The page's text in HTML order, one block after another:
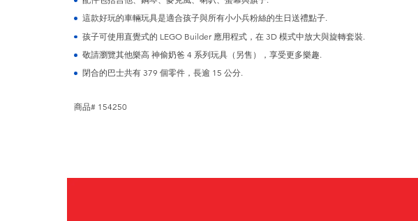
這款好玩的車輛玩具是適合孩子與所有小小兵粉絲的生日送禮點子.
孩子可使用直覺式的 LEGO Builder 應用程式，在 3D 模式中放大與旋轉套裝.
敬請瀏覽其他樂高 神偷奶爸 4 系列玩具（另售），享受更多樂趣.
閉合的巴士共有 379 個零件，長逾 15 公分.
商品# 154250